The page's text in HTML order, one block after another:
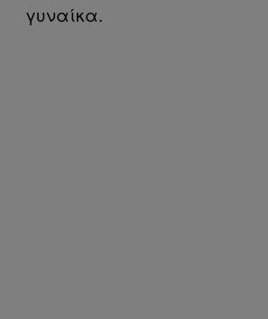
γυναίκα.